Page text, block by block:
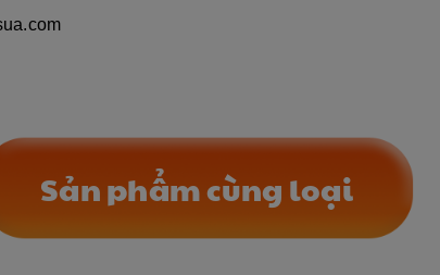
Sản phẩm cùng loại